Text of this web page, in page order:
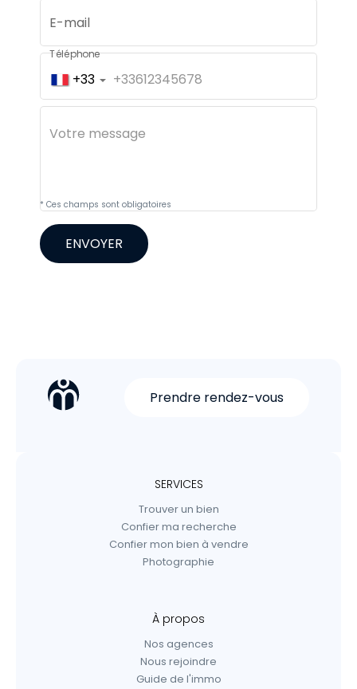
E-mail
+33
Téléphone
* Ces champs sont obligatoires
ENVOYER
Prendre rendez-vous
SERVICES
Trouver un bien
Confier ma recherche
Confier mon bien à vendre
Photographie
À propos
Nos agences
Nous rejoindre
Guide de l'immo